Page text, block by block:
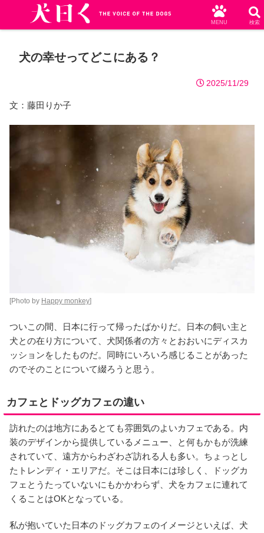
犬の幸せってどこにある？
2025/11/29
文：藤田りか子
[Photo by Happy monkey]
ついこの間、日本に行って帰ったばかりだ。日本の飼い主と
犬との在り方について、犬関係者の方々とおおいにディスカ
ッションをしたものだ。同時にいろいろ感じることがあった
のでそのことについて綴ろうと思う。
カフェとドッグカフェの違い
訪れたのは地方にあるとても雰囲気のよいカフェである。内
装のデザインから提供しているメニュー、と何もかもが洗練
されていて、遠方からわざわざ訪れる人も多い。ちょっとし
たトレンディ・エリアだ。そこは日本には珍しく、ドッグカ
フェとうたっていないにもかかわらず、犬をカフェに連れて
くることはOKとなっている。
私が抱いていた日本のドッグカフェのイメージといえば、犬
MENU 検索